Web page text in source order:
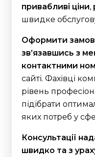
привабливі ціни,
швидке
Оформити
зв’язавшись з
контактними
сайті. Фахівці
рівень
підібрати
яких потреб у
Консультації
швидко та з